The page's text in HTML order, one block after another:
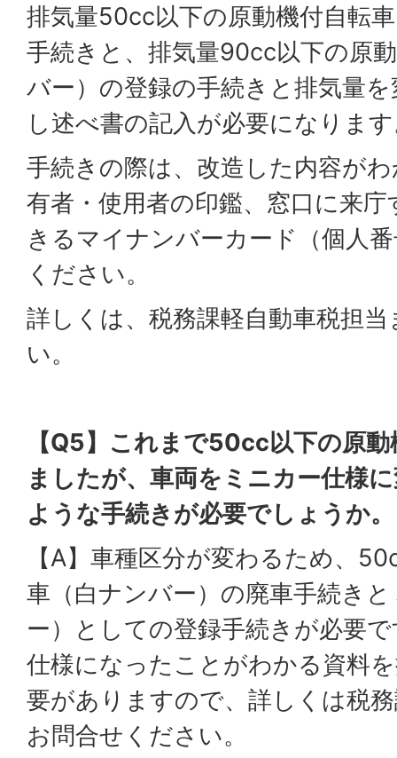
排気量50cc以下の原動機付自転
手続きと、排気量90cc以下の原
バー）の登録の手続きと排気量
し述べ書の記入が必要になりま
手続きの際は、改造した内容が
有者・使用者の印鑑、窓口に来
きるマイナンバーカード（個人
ください。
詳しくは、税務課軽自動車税担
い。
【Q5】これまで50cc以下の原
ましたが、車両をミニカー仕様
ような手続きが必要でしょうか。
【A】車種区分が変わるため、
車（白ナンバー）の廃車手続き
ー）としての登録手続きが必要
仕様になったことがわかる資料
要がありますので、詳しくは税
お問合せください。